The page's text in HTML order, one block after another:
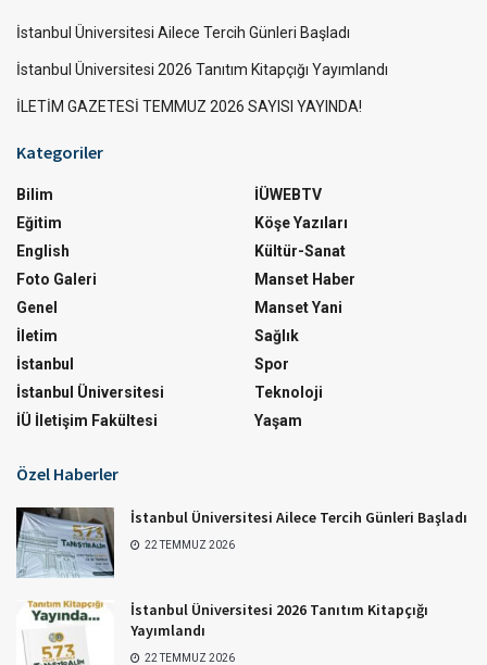
İstanbul Üniversitesi Ailece Tercih Günleri Başladı
İstanbul Üniversitesi 2026 Tanıtım Kitapçığı Yayımlandı
İLETİM GAZETESİ TEMMUZ 2026 SAYISI YAYINDA!
Kategoriler
Bilim
Eğitim
English
Foto Galeri
Genel
İletim
İstanbul
İstanbul Üniversitesi
İÜ İletişim Fakültesi
İÜWEBTV
Köşe Yazıları
Kültür-Sanat
Manset Haber
Manset Yani
Sağlık
Spor
Teknoloji
Yaşam
Özel Haberler
İstanbul Üniversitesi Ailece Tercih Günleri Başladı
22 TEMMUZ 2026
İstanbul Üniversitesi 2026 Tanıtım Kitapçığı
Yayımlandı
22 TEMMUZ 2026